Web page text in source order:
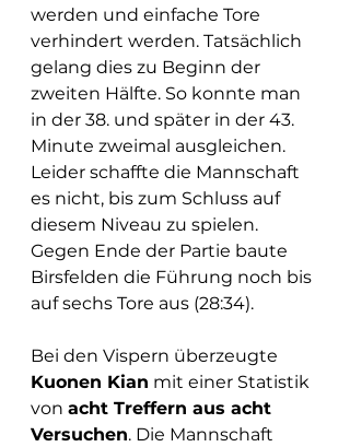
werden und einfache Tore
verhindert werden. Tatsächlich
gelang dies zu Beginn der
zweiten Hälfte. So konnte man
in der 38. und später in der 43.
Minute zweimal ausgleichen.
Leider schaffte die Mannschaft
es nicht, bis zum Schluss auf
diesem Niveau zu spielen.
Gegen Ende der Partie baute
Birsfelden die Führung noch bis
auf sechs Tore aus (28:34).
Bei den Vispern überzeugte
Kuonen Kian mit einer Statistik
von acht Treffern aus acht
Versuchen. Die Mannschaft